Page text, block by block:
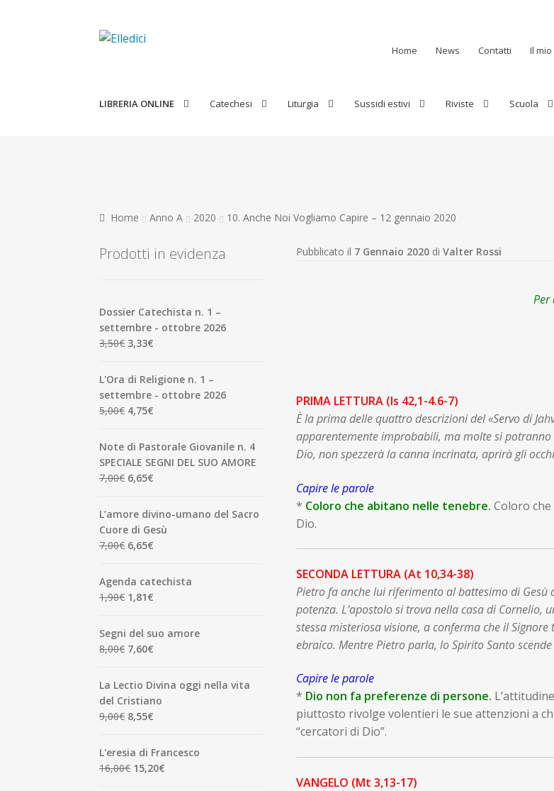
Vai
Vai
Home News Contatti Il
LIBRERIA ONLINE Catechesi Liturgia Sussidi estivi Riviste Scuola
Home Anno A 2020 10. Anche Noi Vogliamo Capire – 12 gennaio 2020
Pubblicato il 7 Gennaio 2020 di Valter Rossi
Per
PRIMA LETTURA (Is 42,1-4.6-7)
È la prima delle quattro descrizioni del «Servo di
apparentemente improbabili, ma molte si
Dio, non spezzerà la canna incrinata, aprirà gli
Capire le parole
* Coloro che abitano nelle tenebre. Coloro
Dio.
SECONDA LETTURA (At 10,34-38)
Pietro fa anche lui riferimento al battesimo di
potenza. L’apostolo si trova nella casa di Cornelio,
stessa misteriosa visione, a conferma che il
ebraico. Mentre Pietro parla, lo Spirito Santo
Capire le parole
* Dio non fa preferenze di persone.
piuttosto rivolge volentieri le sue attenzioni a
“cercatori di Dio”.
VANGELO (Mt 3,13-17)
Prodotti in evidenza
Dossier Catechista n. 1 –
settembre - ottobre 2026
3,50€ Il
originale
era:
3,50€.
3,33€
attuale
è:
L'Ora di Religione n. 1 –
settembre - ottobre 2026
5,00€ Il
originale
era:
5,00€.
4,75€
attuale
è:
Note di Pastorale Giovanile n. 4
SPECIALE SEGNI DEL SUO AMORE
7,00€ Il
originale
era:
7,00€.
6,65€
attuale
L’amore divino-umano del Sacro
Cuore di Gesù
7,00€ Il
originale
era:
7,00€.
6,65€
attuale
Agenda catechista
1,90€ Il
originale
era:
1,90€.
1,81€
Segni del suo amore
8,00€ Il
originale
era:
8,00€.
7,60€
attuale
La Lectio Divina oggi nella vita
del Cristiano
9,00€ Il
originale
era:
9,00€.
8,55€
attuale
è:
L'eresia di Francesco
16,00€ Il
15,20€